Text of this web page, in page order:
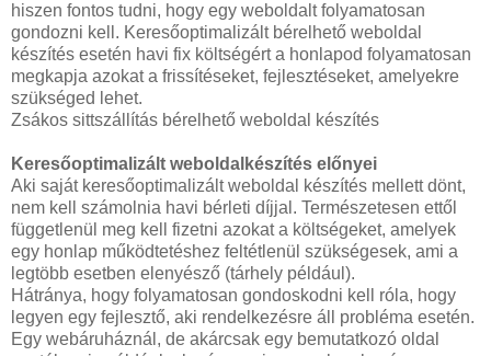
hiszen fontos tudni, hogy egy weboldalt folyamatosan
gondozni kell. Keresőoptimalizált bérelhető weboldal
készítés esetén havi fix költségért a honlapod folyamatosan
megkapja azokat a frissítéseket, fejlesztéseket, amelyekre
szükséged lehet.
Zsákos sittszállítás bérelhető weboldal készítés
Keresőoptimalizált weboldalkészítés előnyei
Aki saját keresőoptimalizált weboldal készítés mellett dönt,
nem kell számolnia havi bérleti díjjal. Természetesen ettől
függetlenül meg kell fizetni azokat a költségeket, amelyek
egy honlap működtetéshez feltétlenül szükségesek, ami a
legtöbb esetben elenyésző (tárhely például).
Hátránya, hogy folyamatosan gondoskodni kell róla, hogy
legyen egy fejlesztő, aki rendelkezésre áll probléma esetén.
Egy webáruháznál, de akárcsak egy bemutatkozó oldal